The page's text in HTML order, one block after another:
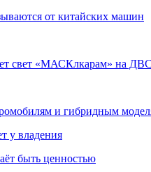
от китайских машин
свет «МАСКлкарам» на ДВС
и гибридным
у владения
быть ценностью